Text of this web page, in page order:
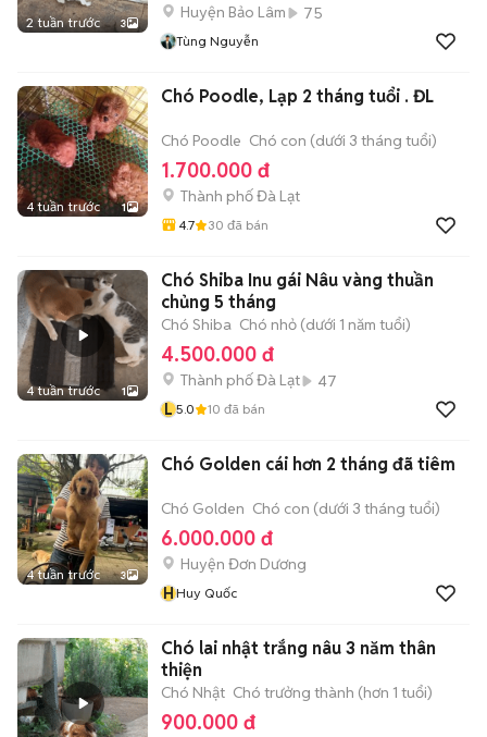
2 tuần trước 3
Huyện Bảo Lâm 75
Tùng Nguyễn
4 tuần trước 1
Chó Poodle, Lạp 2 tháng tuổi . ĐL
Chó Poodle Chó con (dưới 3 tháng tuổi)
1.700.000 đ
Thành phố Đà Lạt
4.7 30 đã bán
4 tuần trước 1
Chó Shiba Inu gái Nâu vàng thuần
chủng 5 tháng
Chó Shiba Chó nhỏ (dưới 1 năm tuổi)
4.500.000 đ
Thành phố Đà Lạt
47
L 5.0 10 đã bán
4 tuần trước 3
Chó Golden cái hơn 2 tháng đã tiêm
Chó Golden Chó con (dưới 3 tháng tuổi)
6.000.000 đ
Huyện Đơn Dương
HHuy Quốc
Chó lai nhật trắng nâu 3 năm thân
thiện
Chó Nhật Chó trưởng thành (hơn 1 tuổi)
900.000 đ